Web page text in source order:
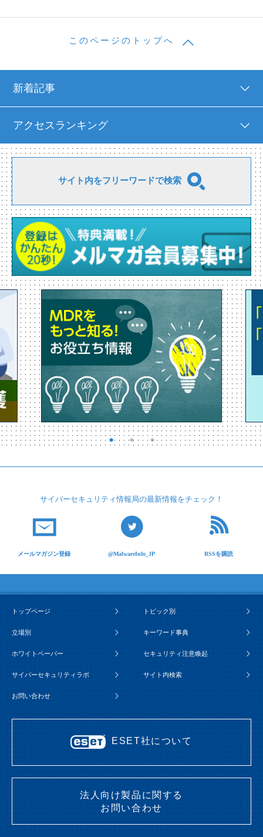
このページのトップへ
新着記事
アクセスランキング
サイト内をフリーワードで検索
サイバーセキュリティ情報局の最新情報をチェック！
メールマガジン登録 @MalwareInfo_JP RSSを購読
トップページ トピック別
立場別 キーワード事典
ホワイトペーパー セキュリティ注意喚起
サイバーセキュリティラボ サイト内検索
お問い合わせ
ESET社について
法人向け製品に関する
お問い合わせ